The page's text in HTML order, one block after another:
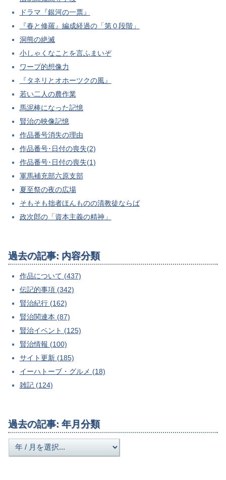
ドラマ『銀河の一票』
『春と修羅』編成経過の「第０段階」
洞熊の絶滅
小しゃくなことを言ふまいぞ
ワープ的想像力
『タネリとオホーツクの風』
若い二人の農作業
馬泥棒になった記憶
賢治の映像記憶
作品番号消失の理由
作品番号･日付の喪失(2)
作品番号･日付の喪失(1)
軍馬補充部六原支部
夏至祭の夜の広場
そもそも拙者ほんものの清教徒ならば
政次郎の「資本主義の精神」
過去の記事: 内容分類
作品について (437)
伝記的事項 (342)
賢治紀行 (162)
賢治関連本 (87)
賢治イベント (125)
賢治情報 (100)
サイト更新 (185)
イーハトーブ・グルメ (18)
雑記 (124)
過去の記事: 年月分類